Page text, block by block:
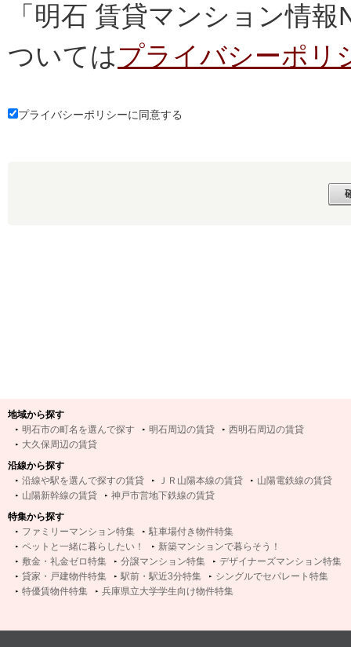
「明石 賃貸マンション情
ついてはプライバシーポリ
プライバシーポリシーに同意する
地域から探す
明石市の町名を選んで探す
明石周辺の賃貸
西明石周辺の賃貸
大久保周辺の賃貸
沿線から探す
沿線や駅を選んで探すの賃貸
ＪＲ山陽本線の賃貸
山陽電鉄線の賃貸
山陽新幹線の賃貸
神戸市営地下鉄線の賃貸
特集から探す
ファミリーマンション特集
駐車場付き物件特集
ペットと一緒に暮らしたい！
新築マンションで暮らそう！
敷金・礼金ゼロ特集
分譲マンション特集
デザイナーズマンション特集
貸家・戸建物件特集
駅前・駅近3分特集
シングルでセパレート特集
特優賃物件特集
兵庫県立大学学生向け物件特集